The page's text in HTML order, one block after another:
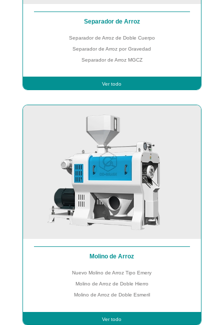
Separador de Arroz
Separador de Arroz de Doble Cuerpo
Separador de Arroz por Gravedad
Separador de Arroz MGCZ
Ver todo
Molino de Arroz
Nuevo Molino de Arroz Tipo Emery
Molino de Arroz de Doble Hierro
Molino de Arroz de Doble Esmeril
Ver todo